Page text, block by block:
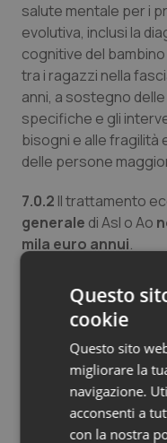
salute mentale per i
evolutiva, inclusi la
cognitive del
tra i ragazzi nella
anni, a sostegno
specifiche e gli
bisogni e alle
delle persone
7.0.2 Il trattamento
generale di Asl o Ao
mila euro annui.
L’appropriatezza
l’obbligatorietà
nella prescrizione, in
2025 per un periodo
decorrere dal 30
parte di Agenas delle
ampliarne l’ambito
Questo
cookie
Questo sito
migliorare la
navigazione.
acconsenti a
con la nostra